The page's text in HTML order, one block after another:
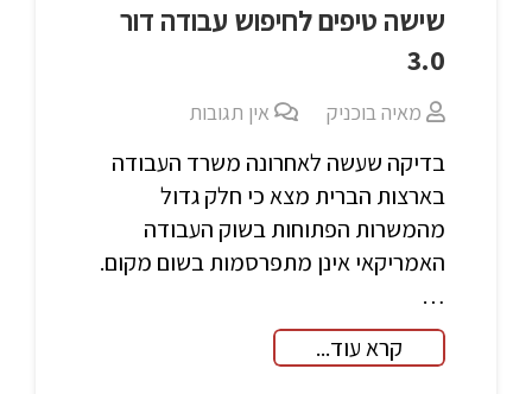
שישה טיפים לחיפוש עבודה דור
3.0
מאיה בוכניק אין תגובות
בדיקה שעשה לאחרונה משרד העבודה
בארצות הברית מצא כי חלק גדול
מהמשרות הפתוחות בשוק העבודה
האמריקאי אינן מתפרסמות בשום מקום.
…
קרא עוד...